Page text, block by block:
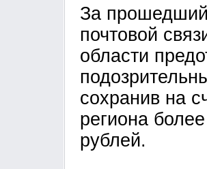
За
почтовой
области
сохранив на
региона
рублей.